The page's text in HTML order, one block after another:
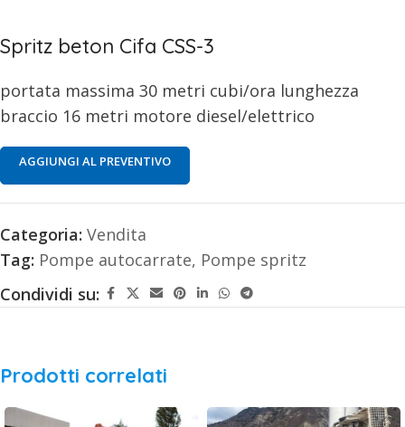
Spritz beton Cifa CSS-3
portata massima 30 metri cubi/ora lunghezza
braccio 16 metri motore diesel/elettrico
AGGIUNGI AL PREVENTIVO
Categoria: Vendita
Tag: Pompe autocarrate, Pompe spritz
Condividi su:
Prodotti correlati